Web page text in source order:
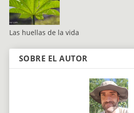
Las huellas de la vida
SOBRE EL AUTOR